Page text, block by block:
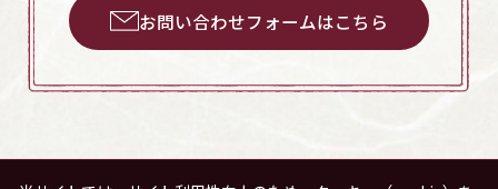
お問い合わせフォームはこちら